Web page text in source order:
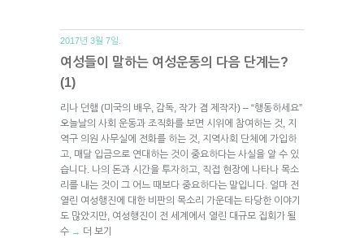
2017년 3월 7일.
여성들이 말하는 여성운동의 다음 단계는?
(1)
리나 던햄 (미국의 배우, 감독, 작가 겸 제작자) – “행동하세요”
오늘날의 사회 운동과 조직화를 보면 시위에 참여하는 것, 지
역구 의원 사무실에 전화를 하는 것, 지역사회 단체에 가입하
고, 매달 입금으로 연대하는 것이 중요하다는 사실을 알 수 있
습니다. 나의 돈과 시간을 투자하고, 직접 현장에 나타나 목소
리를 내는 것이 그 어느 때보다 중요하다는 말입니다. 얼마 전
열린 여성행진에 대한 비판의 목소리 가운데는 타당한 이야기
도 많았지만, 여성행진이 전 세계에서 열린 대규모 집회가 될
수 → 더 보기